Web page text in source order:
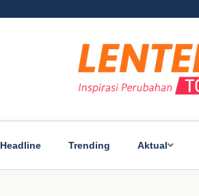
Headline Trending Aktual